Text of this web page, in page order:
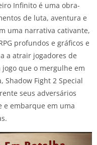
Infinito é uma obra-
de luta, aventura e
uma narrativa cativante,
profundos e gráficos e
a atrair jogadores de
que o mergulhe em
Shadow Fight 2 Special
seus adversários
e embarque em uma